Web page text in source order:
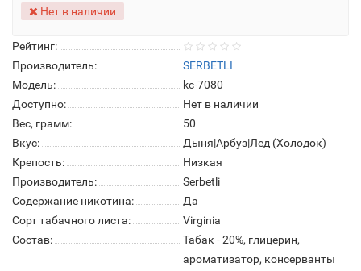
Рейтинг:
Производитель:
SERBETLI
Модель:
kc-7080
Доступно:
Нет в наличии
Вес, грамм:
50
Вкус:
Дыня|Арбуз|Лед (Холодок)
Крепость:
Низкая
Производитель:
Serbetli
Содержание никотина:
Да
Сорт табачного листа:
Virginia
Состав:
Табак - 20%, глицерин,
ароматизатор, консерванты
Нет в наличии